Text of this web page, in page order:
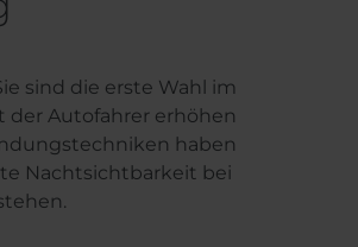
sind die erste Wahl im
der Autofahrer erhöhen
haben
Nachtsichtbarkeit bei